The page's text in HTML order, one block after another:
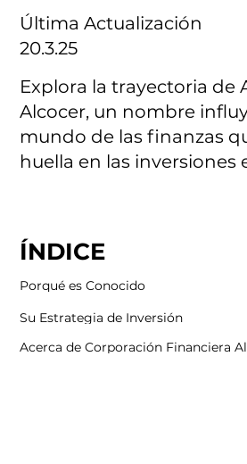
ÍNDICE
Porqué es Conocido
Su Estrategia de Inversión
Acerca de Corporación Financiera
Última Actualización
20.3.25
Explora la trayectoria de
Alcocer, un nombre
mundo de las finanzas
huella en las inversiones